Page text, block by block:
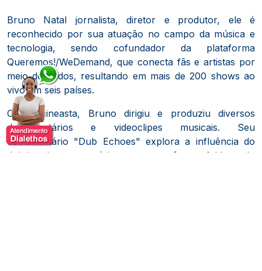
Bruno Natal jornalista, diretor e produtor, ele é
reconhecido por sua atuação no campo da música e
tecnologia, sendo cofundador da plataforma
Queremos!/WeDemand, que conecta fãs e artistas por
meio de dados, resultando em mais de 200 shows ao
vivo em seis países.
Como cineasta, Bruno dirigiu e produziu diversos
documentários e videoclipes musicais.
Seu
documentário "Dub Echoes" explora a influência do
dub jamaicano na música contemporânea e foi lançado